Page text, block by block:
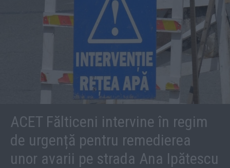
ACET Fălticeni intervine în regim
de urgență pentru remedierea
unor avarii pe strada Ana Ipătescu